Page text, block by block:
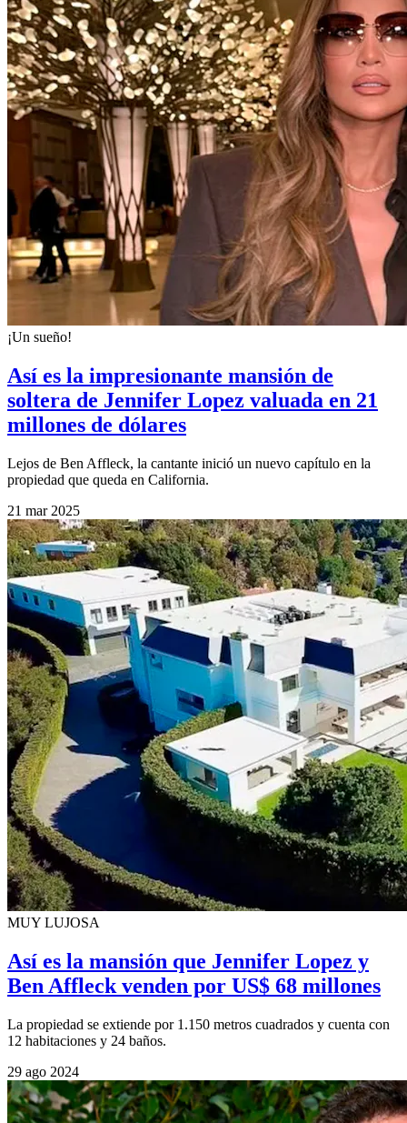
¡Un sueño!
Así es la impresionante mansión de
soltera de Jennifer Lopez valuada en 21
millones de dólares
Lejos de Ben Affleck, la cantante inició un nuevo capítulo en la
propiedad que queda en California.
21 mar 2025
MUY LUJOSA
Así es la mansión que Jennifer Lopez y
Ben Affleck venden por US$ 68 millones
La propiedad se extiende por 1.150 metros cuadrados y cuenta con
12 habitaciones y 24 baños.
29 ago 2024